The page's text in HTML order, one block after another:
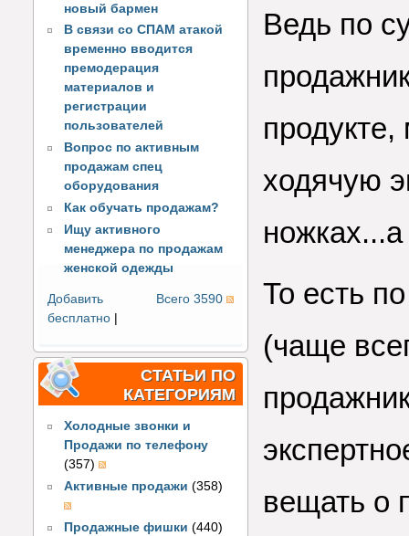
новый бармен
В связи со СПАМ атакой
временно вводится
премодерация
материалов и
регистрации
пользователей
Вопрос по активным
продажам спец
оборудования
Как обучать продажам?
Ищу активного
менеджера по продажам
женской одежды
Всего 3590
Добавить
бесплатно |
СТАТЬИ ПО
КАТЕГОРИЯМ
Холодные звонки и
Продажи по телефону
(357)
Активные продажи (358)
Продажные фишки (440)
Ведь по
ходячую
ножках...а
То есть
(чаще
вещать о